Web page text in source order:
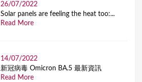
26/07/2022
Solar panels are feeling the heat too:...
Read More
14/07/2022
新冠病毒 Omicron BA.5 最新資訊
Read More